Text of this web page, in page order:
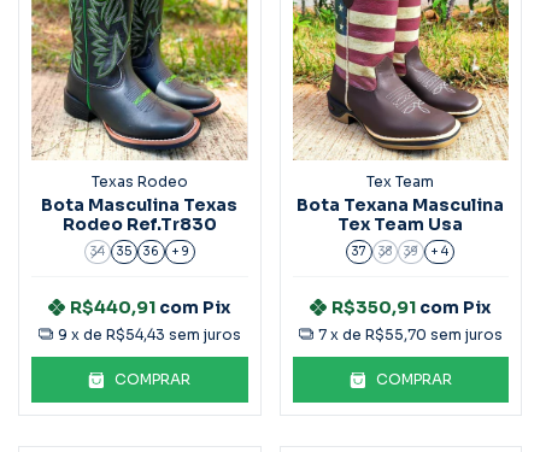
Texas Rodeo
Bota Masculina Texas
Rodeo Ref.Tr830
34 35 36 + 9
R$440,91 com Pix
9 x de R$54,43 sem juros
COMPRAR
Tex Team
Bota Texana Masculina
Tex Team Usa
37 38 39 + 4
R$350,91 com Pix
7 x de R$55,70 sem juros
COMPRAR